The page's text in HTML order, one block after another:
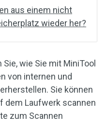
aus einem nicht
wieder her?
wie Sie mit MiniTool
von internen und
Sie können
dem Laufwerk scannen
zum Scannen